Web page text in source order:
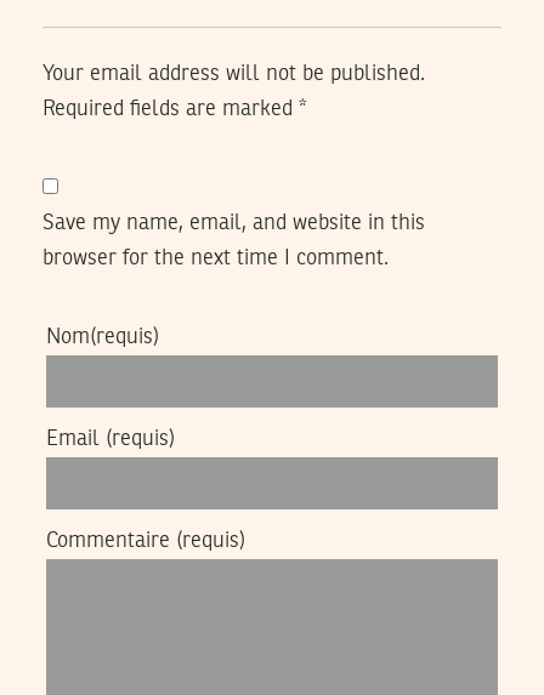
Your email address will not be published.
Required fields are marked *
Save my name, email, and website in this
browser for the next time I comment.
Nom(requis)
Email (requis)
Commentaire (requis)